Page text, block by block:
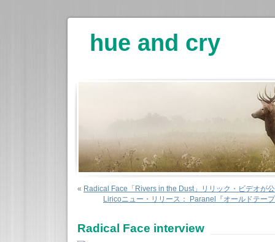
hue and cry
« Radical Face「Rivers in the Dust」リリック・ビデオが
Liricoニュー・リリース： Paranel『オールドテー
Radical Face interview